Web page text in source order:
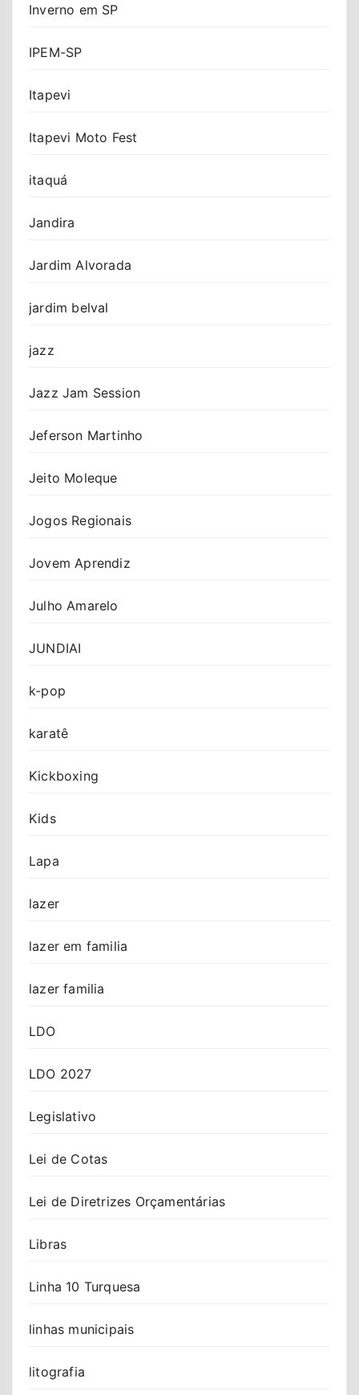
Inverno em SP
IPEM-SP
Itapevi
Itapevi Moto Fest
itaquá
Jandira
Jardim Alvorada
jardim belval
jazz
Jazz Jam Session
Jeferson Martinho
Jeito Moleque
Jogos Regionais
Jovem Aprendiz
Julho Amarelo
JUNDIAI
k-pop
karatê
Kickboxing
Kids
Lapa
lazer
lazer em familia
lazer familia
LDO
LDO 2027
Legislativo
Lei de Cotas
Lei de Diretrizes Orçamentárias
Libras
Linha 10 Turquesa
linhas municipais
litografia